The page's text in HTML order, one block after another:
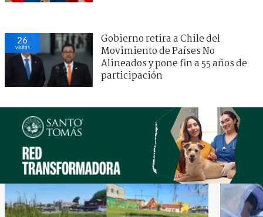
26
visitas
Gobierno retira a Chile del
Movimiento de Países No
Alineados y pone fin a 55 años de
participación